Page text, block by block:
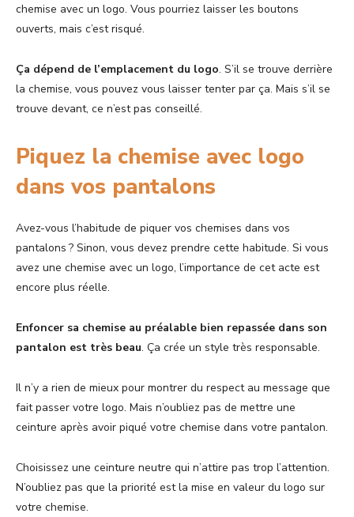
chemise avec un logo. Vous pourriez laisser les boutons
ouverts, mais c’est risqué.
Ça dépend de l’emplacement du logo. S’il se trouve derrière
la chemise, vous pouvez vous laisser tenter par ça. Mais s’il se
trouve devant, ce n’est pas conseillé.
Piquez la chemise avec logo
dans vos pantalons
Avez-vous l’habitude de piquer vos chemises dans vos
pantalons ? Sinon, vous devez prendre cette habitude. Si vous
avez une chemise avec un logo, l’importance de cet acte est
encore plus réelle.
Enfoncer sa chemise au préalable bien repassée dans son
pantalon est très beau. Ça crée un style très responsable.
Il n’y a rien de mieux pour montrer du respect au message que
fait passer votre logo. Mais n’oubliez pas de mettre une
ceinture après avoir piqué votre chemise dans votre pantalon.
Choisissez une ceinture neutre qui n’attire pas trop l’attention.
N’oubliez pas que la priorité est la mise en valeur du logo sur
votre chemise.